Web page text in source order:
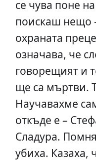
се чува поне
поискаш нещо
охраната
означава, че
говорещият и
ще са мъртви.
Научавахме
откъде е –
Сладура.
убиха. Казаха,